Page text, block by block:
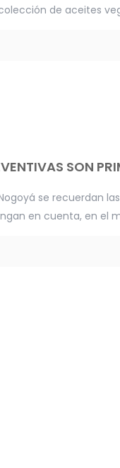
de aceites
SON
se recuerdan
en cuenta, en el